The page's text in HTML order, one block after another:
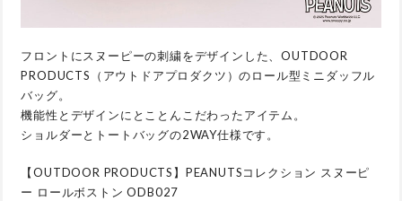
フロントにスヌーピーの刺繍をデザインした、OUTDOOR
PRODUCTS（アウトドアプロダクツ）のロール型ミニダッフル
バッグ。
機能性とデザインにとことんこだわったアイテム。
ショルダーとトートバッグの2WAY仕様です。
【OUTDOOR PRODUCTS】PEANUTSコレクション スヌーピ
ー ロールボストン ODB027